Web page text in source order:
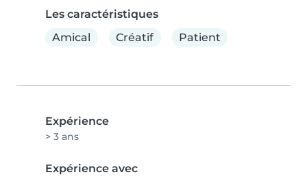
Les caractéristiques
Amical
Créatif Patient
Expérience
> 3 ans
Expérience avec